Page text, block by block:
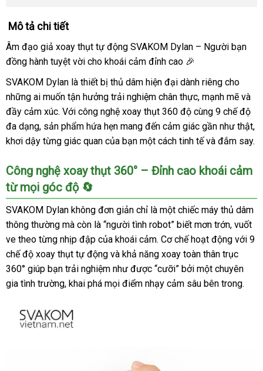
Mô tả chi tiết
Âm đạo giả xoay thụt tự động SVAKOM Dylan – Người bạn
đồng hành tuyệt vời cho khoái cảm đỉnh cao 🎉
SVAKOM Dylan là thiết bị thủ dâm hiện đại dành riêng cho
những ai muốn tận hưởng trải nghiệm chân thực, mạnh mẽ và
đầy cảm xúc. Với công nghệ xoay thụt 360 độ cùng 9 chế độ
đa dạng, sản phẩm hứa hẹn mang đến cảm giác gần như thật,
khơi dậy từng giác quan của bạn một cách tinh tế và đắm say.
Công nghệ xoay thụt 360° – Đỉnh cao khoái cảm
từ mọi góc độ 🔄
SVAKOM Dylan không đơn giản chỉ là một chiếc máy thủ dâm
thông thường mà còn là “người tình robot” biết mơn trớn, vuốt
ve theo từng nhịp đập của khoái cảm. Cơ chế hoạt động với 9
chế độ xoay thụt tự động và khả năng xoay toàn thân trục
360° giúp bạn trải nghiệm như được “cưỡi” bởi một chuyên
gia tình trường, khai phá mọi điểm nhạy cảm sâu bên trong.